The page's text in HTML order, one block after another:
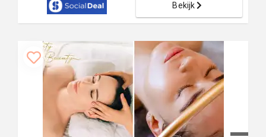
Bekijk